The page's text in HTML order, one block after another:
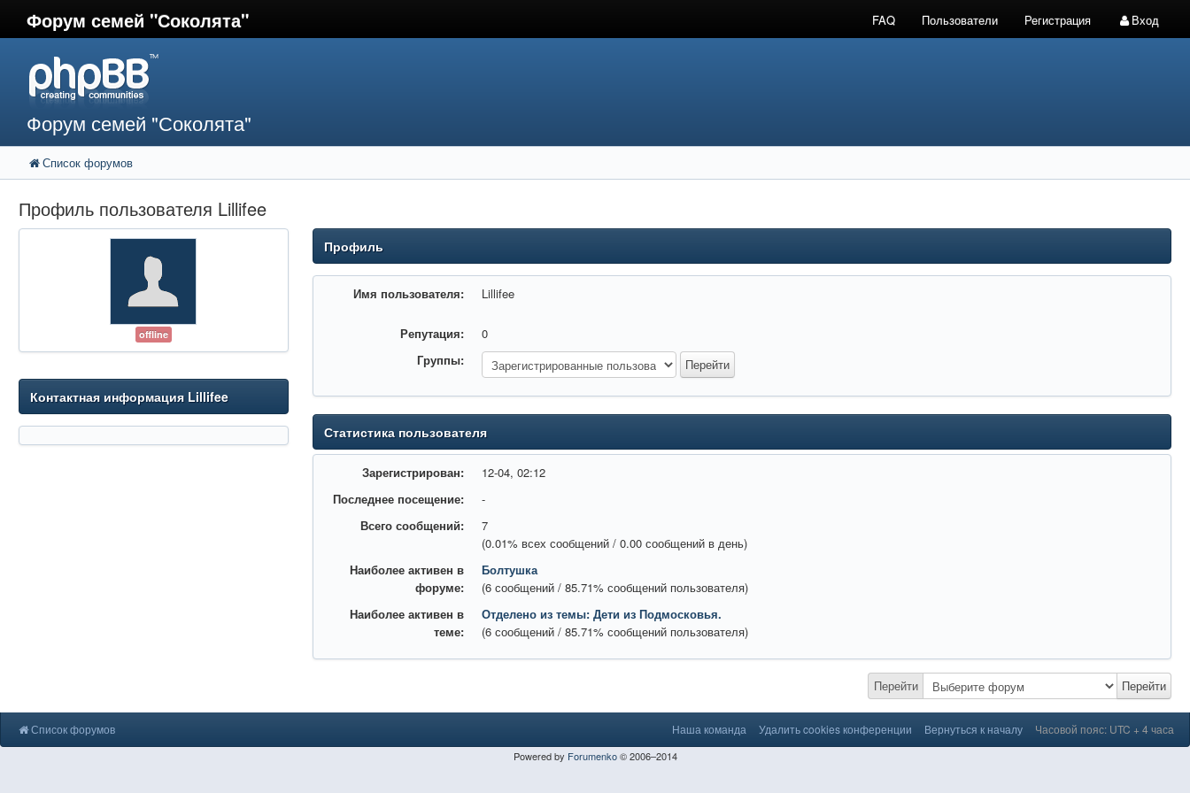
Форум семей "Соколята" FAQ Пользователи Регистрация Вход
Форум семей "Соколята"
Список форумов
Профиль пользователя Lillifee
offline
Контактная информация Lillifee
Профиль
Имя пользователя: Lillifee
Репутация:
0
Группы:
Статистика пользователя
Зарегистрирован:
12-04, 02:12
Последнее посещение:
-
Всего сообщений:
7
(0.01% всех сообщений / 0.00 сообщений в день)
Наиболее активен в
форуме:
Болтушка
(6 сообщений / 85.71% сообщений пользователя)
Наиболее активен в
теме:
Отделено из темы: Дети из Подмосковья.
(6 сообщений / 85.71% сообщений пользователя)
Перейти Перейти
Список форумов Наша команда Удалить cookies конференции Вернуться к началу Часовой пояс: UTC + 4 часа
Powered by Forumenko© 2006–2014